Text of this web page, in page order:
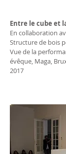
Entre le cube et
En collaboration
Structure de bois
Vue de la
évêque, Maga,
2017